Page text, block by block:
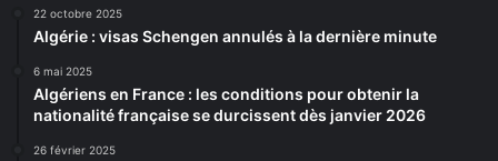
22 octobre 2025
Algérie : visas Schengen annulés à la dernière minute
6 mai 2025
Algériens en France : les conditions pour obtenir la
nationalité française se durcissent dès janvier 2026
26 février 2025